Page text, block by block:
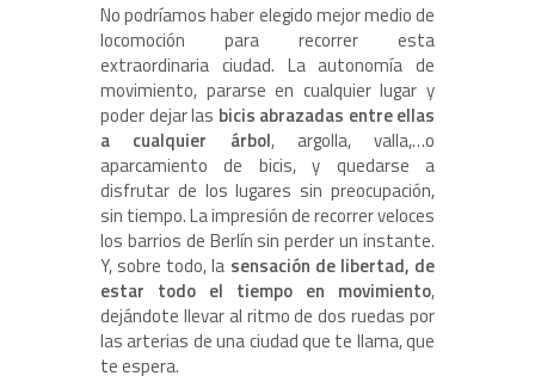
No podríamos haber elegido mejor medio de
locomoción para recorrer esta
extraordinaria ciudad. La autonomía de
movimiento, pararse en cualquier lugar y
poder dejar las bicis abrazadas entre ellas
a cualquier árbol, argolla, valla,…o
aparcamiento de bicis, y quedarse a
disfrutar de los lugares sin preocupación,
sin tiempo. La impresión de recorrer veloces
los barrios de Berlín sin perder un instante.
Y, sobre todo, la sensación de libertad, de
estar todo el tiempo en movimiento,
dejándote llevar al ritmo de dos ruedas por
las arterias de una ciudad que te llama, que
te espera.